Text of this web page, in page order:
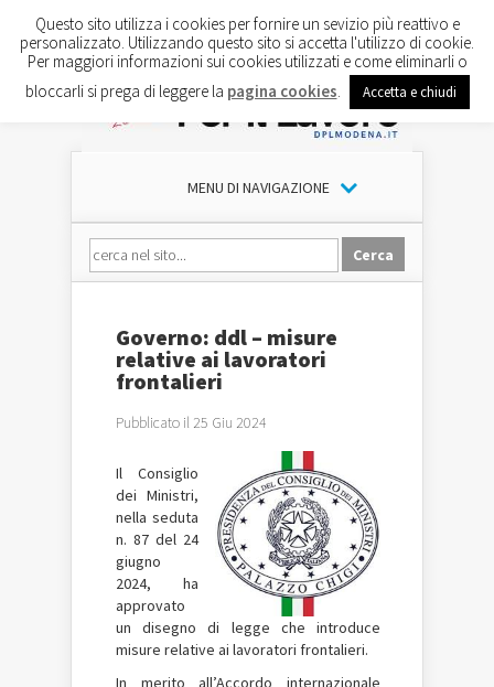
MENU DI NAVIGAZIONE
Governo: ddl – misure
relative ai lavoratori
frontalieri
Pubblicato il 25 Giu 2024
Il Consiglio
dei Ministri,
nella seduta
n. 87 del 24
giugno
2024, ha
approvato
un disegno di legge che introduce
misure relative ai lavoratori frontalieri.
In merito all’Accordo internazionale
Questo sito utilizza i cookies per fornire un sevizio più reattivo e
personalizzato. Utilizzando questo sito si accetta l'utilizzo di cookie.
Per maggiori informazioni sui cookies utilizzati e come eliminarli o
bloccarli si prega di leggere la pagina cookies Accetta e chiudi